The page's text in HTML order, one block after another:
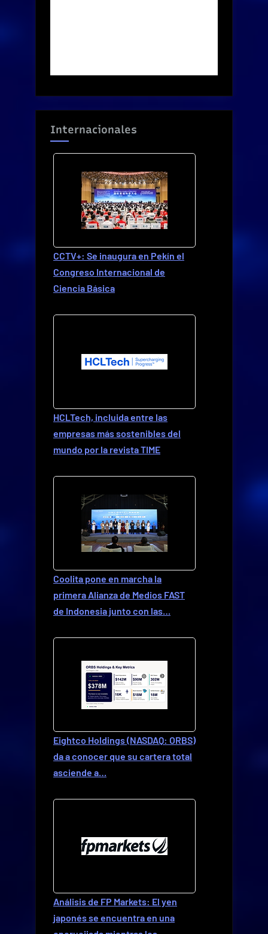
Internacionales
CCTV+: Se inaugura en Pekín el
Congreso Internacional de
Ciencia Básica
HCLTech, incluida entre las
empresas más sostenibles del
mundo por la revista TIME
Coolita pone en marcha la
primera Alianza de Medios FAST
de Indonesia junto con las…
Eightco Holdings (NASDAQ: ORBS)
da a conocer que su cartera total
asciende a…
Análisis de FP Markets: El yen
japonés se encuentra en una